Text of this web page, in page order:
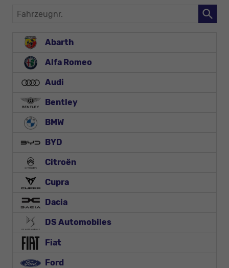
Fahrzeugnr.
Abarth
Alfa Romeo
Audi
Bentley
BMW
BYD
Citroën
Cupra
Dacia
DS Automobiles
Fiat
Ford